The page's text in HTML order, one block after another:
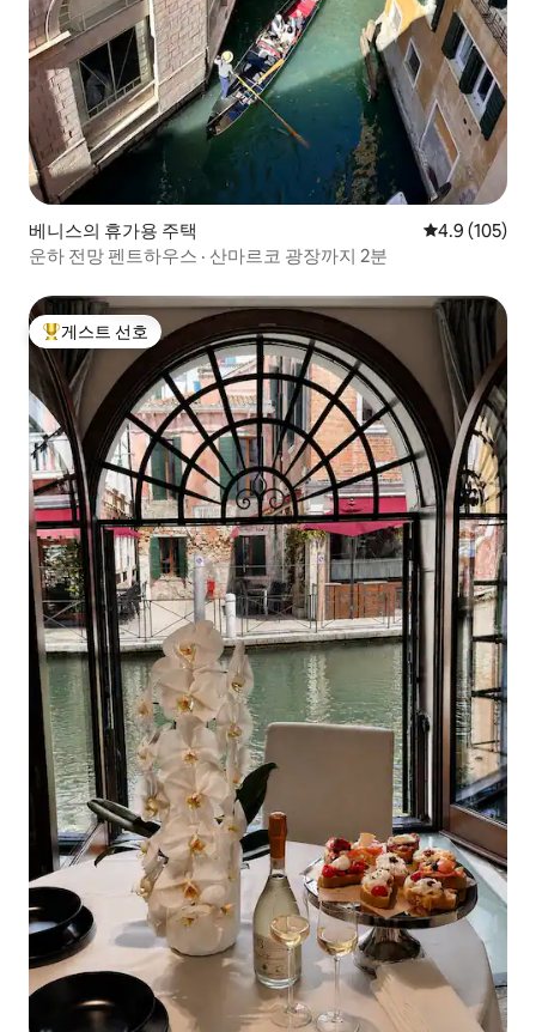
베니스의 휴가용 주택 평점 4.9점(5
4.9 (105)
운하 전망 펜트하우스 · 산마르코 광장까지 2분
상위 게스트 선호
게스트 선호